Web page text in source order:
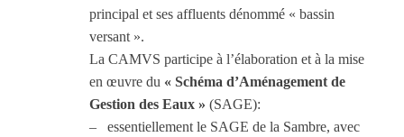
principal et ses affluents dénommé « bassin
versant ».
La CAMVS participe à l’élaboration et à la mise
en œuvre du « Schéma d’Aménagement de
Gestion des Eaux » (SAGE):
– essentiellement le SAGE de la Sambre, avec